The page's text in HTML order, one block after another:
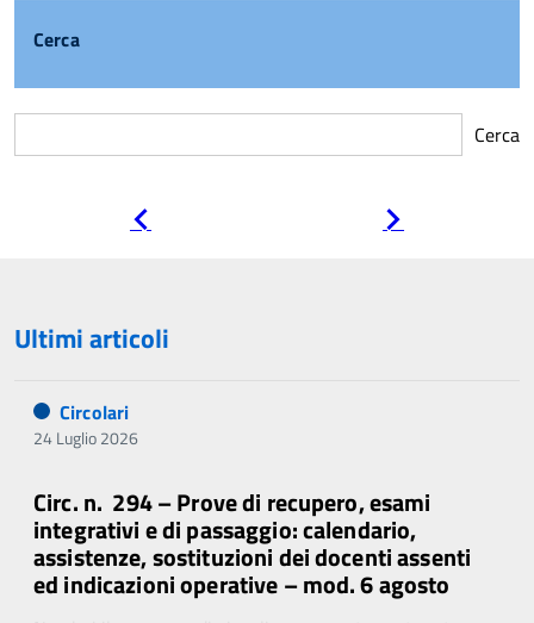
Cerca
Cerca
Ultimi articoli
Circolari
24 Luglio 2026
Circ. n. 294 – Prove di recupero, esami
integrativi e di passaggio: calendario,
assistenze, sostituzioni dei docenti assenti
ed indicazioni operative – mod. 6 agosto